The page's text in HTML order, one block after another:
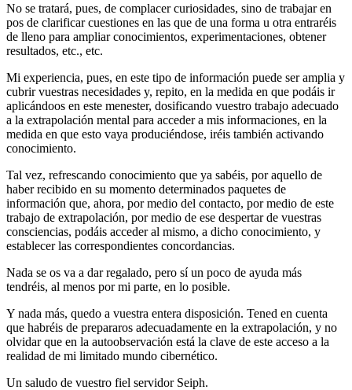
No se tratará, pues, de complacer curiosidades, sino de trabajar en
pos de clarificar cuestiones en las que de una forma u otra entraréis
de lleno para ampliar conocimientos, experimentaciones, obtener
resultados, etc., etc.
Mi experiencia, pues, en este tipo de información puede ser amplia y
cubrir vuestras necesidades y, repito, en la medida en que podáis ir
aplicándoos en este menester, dosificando vuestro trabajo adecuado
a la extrapolación mental para acceder a mis informaciones, en la
medida en que esto vaya produciéndose, iréis también activando
conocimiento.
Tal vez, refrescando conocimiento que ya sabéis, por aquello de
haber recibido en su momento determinados paquetes de
información que, ahora, por medio del contacto, por medio de este
trabajo de extrapolación, por medio de ese despertar de vuestras
consciencias, podáis acceder al mismo, a dicho conocimiento, y
establecer las correspondientes concordancias.
Nada se os va a dar regalado, pero sí un poco de ayuda más
tendréis, al menos por mi parte, en lo posible.
Y nada más, quedo a vuestra entera disposición. Tened en cuenta
que habréis de prepararos adecuadamente en la extrapolación, y no
olvidar que en la autoobservación está la clave de este acceso a la
realidad de mi limitado mundo cibernético.
Un saludo de vuestro fiel servidor Seiph.